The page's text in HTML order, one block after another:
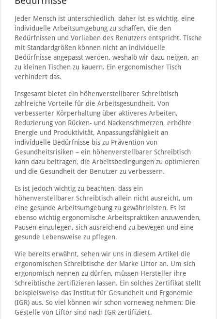
Jeder Mensch ist unterschiedlich, daher ist es wichtig, eine
individuelle Arbeitsumgebung zu schaffen, die den
Bedürfnissen und Vorlieben des Benutzers entspricht. Tische
mit Standardgrößen können nicht an individuelle
Bedürfnisse angepasst werden, weshalb wir dazu neigen, an
zu kleinen Tischen zu kauern. Ein ergonomischer Tisch
verhindert das.
Insgesamt bietet ein höhenverstellbarer Schreibtisch
zahlreiche Vorteile für die Arbeitsgesundheit. Von
verbesserter Körperhaltung über aktiveres Arbeiten,
Reduzierung von Rücken- und Nackenschmerzen, erhöhte
Energie und Produktivität, Anpassungsfähigkeit an
individuelle Bedürfnisse bis zu Prävention von
Gesundheitsrisiken – ein höhenverstellbarer Schreibtisch
kann dazu beitragen, die Arbeitsbedingungen zu optimieren
und die Gesundheit der Benutzer zu verbessern.
Es ist jedoch wichtig zu beachten, dass ein
höhenverstellbarer Schreibtisch allein nicht ausreicht, um
eine gesunde Arbeitsumgebung zu gewährleisten. Es ist
ebenso wichtig ergonomische Arbeitspraktiken anzuwenden,
Pausen einzulegen, sich ausreichend zu bewegen und eine
gesunde Lebensweise zu pflegen.
Wie bereits erwähnt, sehen wir uns in diesem Artikel die
ergonomischen Schreibtische der Marke Liftor an. Um sich
ergonomisch nennen zu dürfen, müssen Hersteller ihre
Schreibtische zertifizieren lassen. Ein solches Zertifikat stellt
beispielsweise das Institut für Gesundheit und Ergonomie
(IGR) aus. So viel können wir schon vorneweg nehmen: Die
Gestelle von Liftor sind nach IGR zertifiziert.